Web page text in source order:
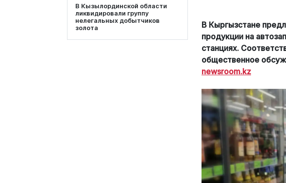
В Кызылординской области
ликвидировали группу
нелегальных добытчиков
золота
В Кыргызстане
продукции на
станциях.
общественное
newsroom.kz